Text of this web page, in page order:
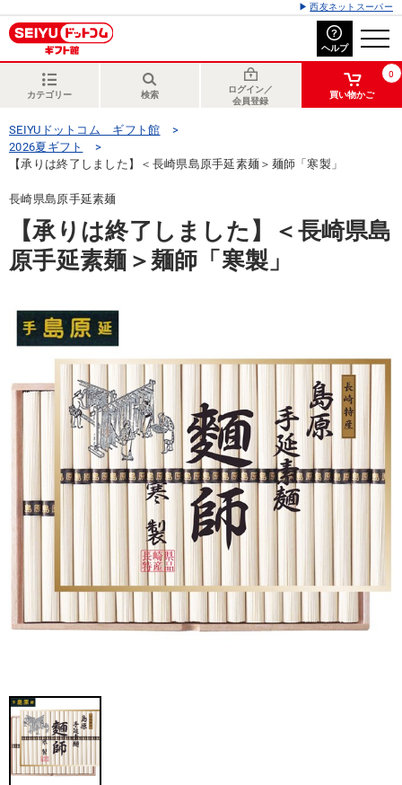
西友ネットスーパー
ヘルプ
カテゴリー 検索
ログイン／
会員登録
0
買い物かご
SEIYUドットコム ギフト館
2026夏ギフト
【承りは終了しました】＜長崎県島原手延素麺＞麺師「寒製」
長崎県島原手延素麺
【承りは終了しました】＜長崎県島
原手延素麺＞麺師「寒製」